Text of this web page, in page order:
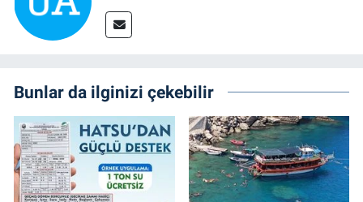
Bunlar da ilginizi çekebilir